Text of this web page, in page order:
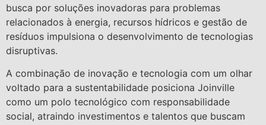
busca por soluções inovadoras para problemas
relacionados à energia, recursos hídricos e gestão de
resíduos impulsiona o desenvolvimento de tecnologias
disruptivas.
A combinação de inovação e tecnologia com um olhar
voltado para a sustentabilidade posiciona Joinville
como um polo tecnológico com responsabilidade
social, atraindo investimentos e talentos que buscam